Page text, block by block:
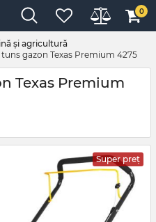
0
și agricultură
tuns gazon Texas Premium 4275
Texas Premium
Super preț